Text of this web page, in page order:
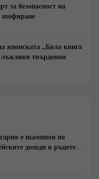
за безопасност на
шофиране
японската „Бяла книга
лъжливи твърдения
е шампион по
доходи в ръцете
и САЩ